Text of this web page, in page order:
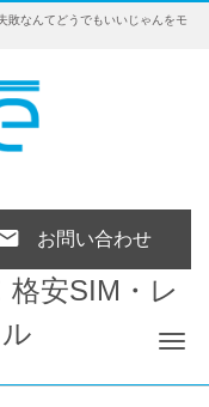
敗なんてどうでもいいじゃんをモ
お問い合わせ
格安SIM・レ